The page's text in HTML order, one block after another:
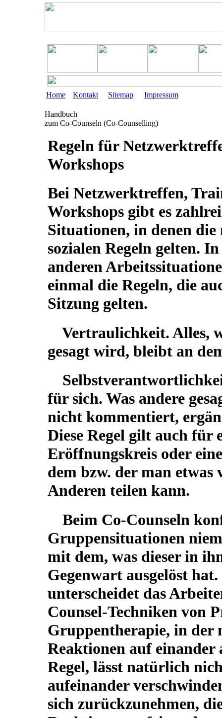
Home Kontakt Sitemap Impressum
Handbuch
zum Co-Counseln (Co-Counselling)
Regeln für
Workshops
Bei Netzwerktreffen,
Workshops gibt es
Situationen, in denen die
sozialen Regeln gelten.
anderen
einmal die Regeln, die
Sitzung gelten.
Vertraulichkeit. Alles,
gesagt wird, bleibt an
für sich. Was andere
nicht kommentiert,
Diese Regel gilt auch für
Eröffnungskreis oder
dem bzw. der man etwas
Anderen teilen kann.
Beim Co-Counseln
Gruppensituationen
mit dem, was dieser in
Gegenwart ausgelöst hat.
unterscheidet das
Counsel-Techniken von
Gruppentherapie, in der
Reaktionen auf einander
Regel, lässt natürlich
aufeinander
sich zurückzunehmen,